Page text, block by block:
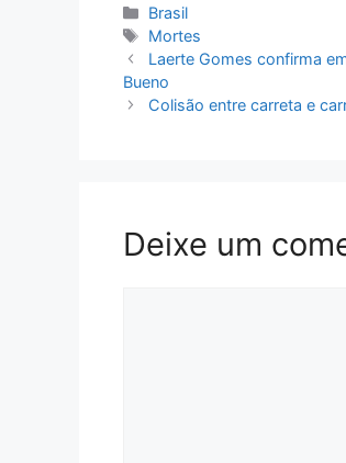
Categorias
Brasil
Tags
Mortes
Laerte Gomes confirma
Bueno
Colisão entre carreta e
Deixe um